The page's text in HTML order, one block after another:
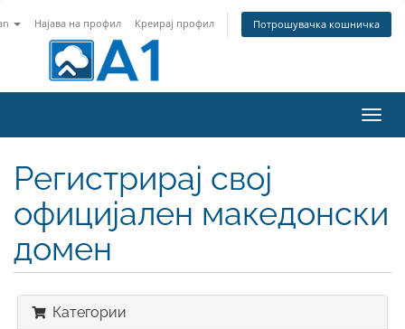
Најава на профил Креирај профил Потрошувачка кошничка
ја
Регистрирај свој
официјален македонски
домен
Категории